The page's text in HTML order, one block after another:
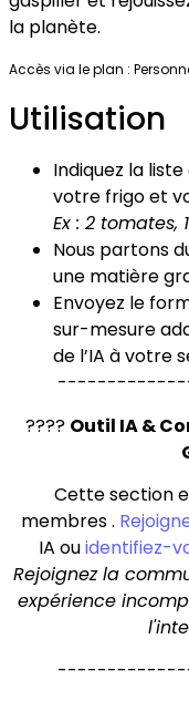
la planète.
Accès via le plan :
Utilisation
Indiquez la
votre frigo et
Ex : 2 tomates,
Nous partons
une matière
Envoyez le
sur-mesure
de l’IA à votre
???? Outil IA &
Cette section
membres .
IA ouidentifiez-
Rejoignez la
expérience